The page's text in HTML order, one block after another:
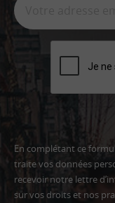
En complétant ce
traite vos données
recevoir notre lettre
sur vos droits et nos